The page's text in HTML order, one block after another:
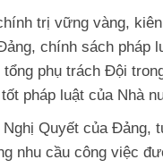
trị vững vàng,
chính sách pháp
phụ trách Đội
pháp luật của Nhà
Quyết của Đảng,
nhu cầu công việc